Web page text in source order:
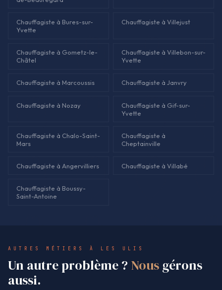
Chauffagiste à Bures-sur-
Yvette
Chauffagiste à Villejust
Chauffagiste à Gometz-le-
Châtel
Chauffagiste à Villebon-sur-
Yvette
Chauffagiste à Marcoussis Chauffagiste à Janvry
Chauffagiste à Nozay
Chauffagiste à Gif-sur-
Yvette
Chauffagiste à Chalo-Saint-
Mars
Chauffagiste à
Cheptainville
Chauffagiste à Angervilliers Chauffagiste à Villabé
Chauffagiste à Boussy-
Saint-Antoine
AUTRES MÉTIERS À LES ULIS
Un autre problème ? Nousgérons
aussi.